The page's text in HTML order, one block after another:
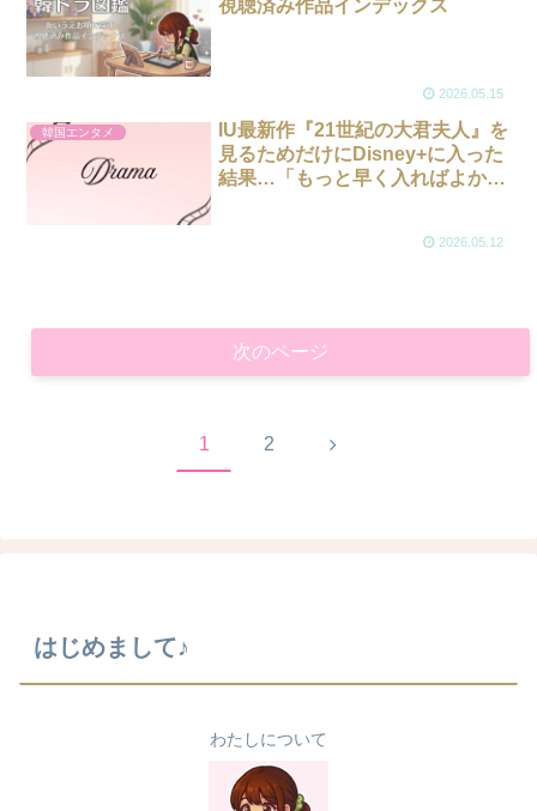
視聴済み作品インデックス
2026.05.15
韓国エンタメ
IU最新作『21世紀の大君夫人』を
見るためだけにDisney+に入った
結果…「もっと早く入ればよかっ
2026.05.12
次のページ
1 2 次
はじめまして♪
わたしについて